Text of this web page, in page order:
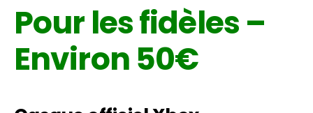
Pour les fidèles –
Environ 50€